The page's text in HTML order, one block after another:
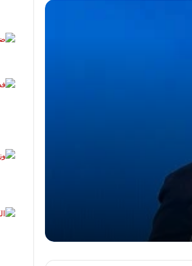
حزب مستقبل وطن يتقدم
والشكر لفخامة الرئيس عبد
رئيس الجمهورية
مشاركة مصر في التحالف
متعدد الجنسيات قيد الدراسة
وزيرة التضامن توجه بتفعيل